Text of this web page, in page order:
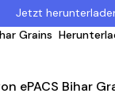
Jetzt
Grains
ePACS Bihar